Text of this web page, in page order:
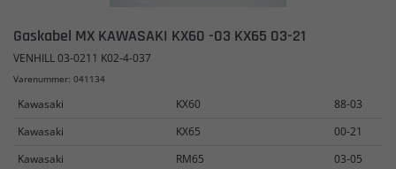
Gaskabel MX KAWASAKI KX60 -03 KX65 03-21
VENHILL 03-0211 K02-4-037
Varenummer: 041134
Kawasaki KX60
88-03
Kawasaki
KX65
00-21
Kawasaki
RM65 03-05